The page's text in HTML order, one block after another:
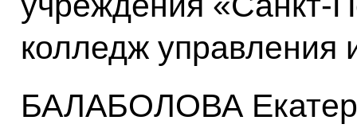
колледж управления
БАЛАБОЛОВА